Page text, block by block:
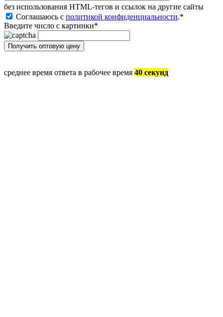
без иcпользования HTML-тегов и ссылок на другие сайты
Соглашаюсь с политикой конфиденциальности.*
Введите число с картинки*
среднее время ответа в рабочее время 40 секунд